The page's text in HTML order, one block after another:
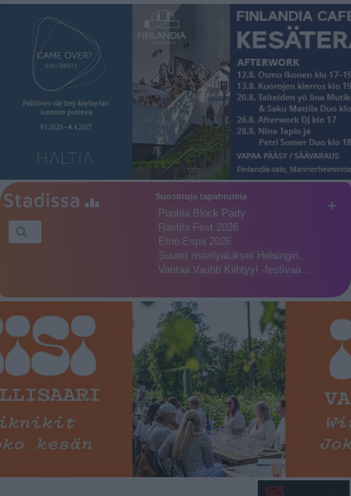
+
Suosittuja tapahtumia
Puotila Block Party
Rastila Fest 2026
Etno-Espa 2026
Suuret risteilyalukset Helsingin…
Vantaa Vauhti Kiihtyy! -festivaa…